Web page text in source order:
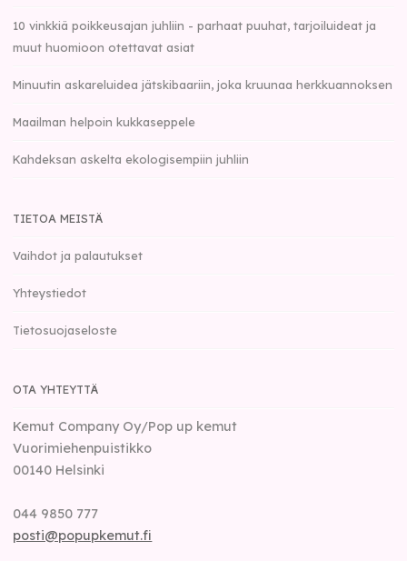
10 vinkkiä poikkeusajan juhliin - parhaat puuhat, tarjoiluideat ja
muut huomioon otettavat asiat
Minuutin askareluidea jätskibaariin, joka kruunaa herkkuannoksen
Maailman helpoin kukkaseppele
Kahdeksan askelta ekologisempiin juhliin
TIETOA MEISTÄ
Vaihdot ja palautukset
Yhteystiedot
Tietosuojaseloste
OTA YHTEYTTÄ
Kemut Company Oy/Pop up kemut
Vuorimiehenpuistikko
00140 Helsinki
044 9850 777
posti@popupkemut.fi